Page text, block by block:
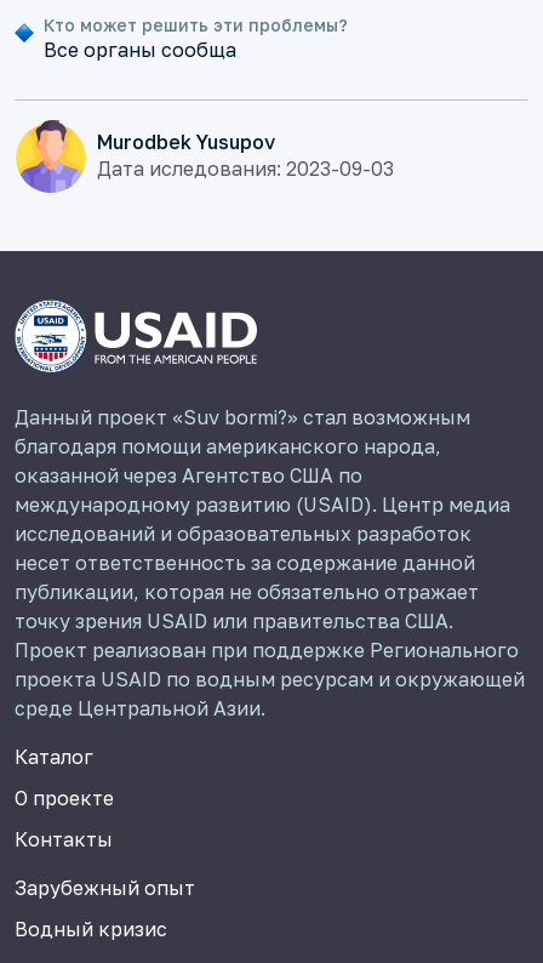
Кто может решить эти проблемы?
Все органы сообща
Murodbek Yusupov
Дата иследования: 2023-09-03
Данный проект «Suv bormi?» стал возможным
благодаря помощи американского народа,
оказанной через Агентство США по
международному развитию (USAID). Центр медиа
исследований и образовательных разработок
несет ответственность за содержание данной
публикации, которая не обязательно отражает
точку зрения USAID или правительства США.
Проект реализован при поддержке Регионального
проекта USAID по водным ресурсам и окружающей
среде Центральной Азии.
Каталог
О проекте
Контакты
Зарубежный опыт
Водный кризис